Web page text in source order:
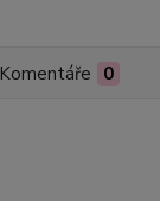
Komentáře 0